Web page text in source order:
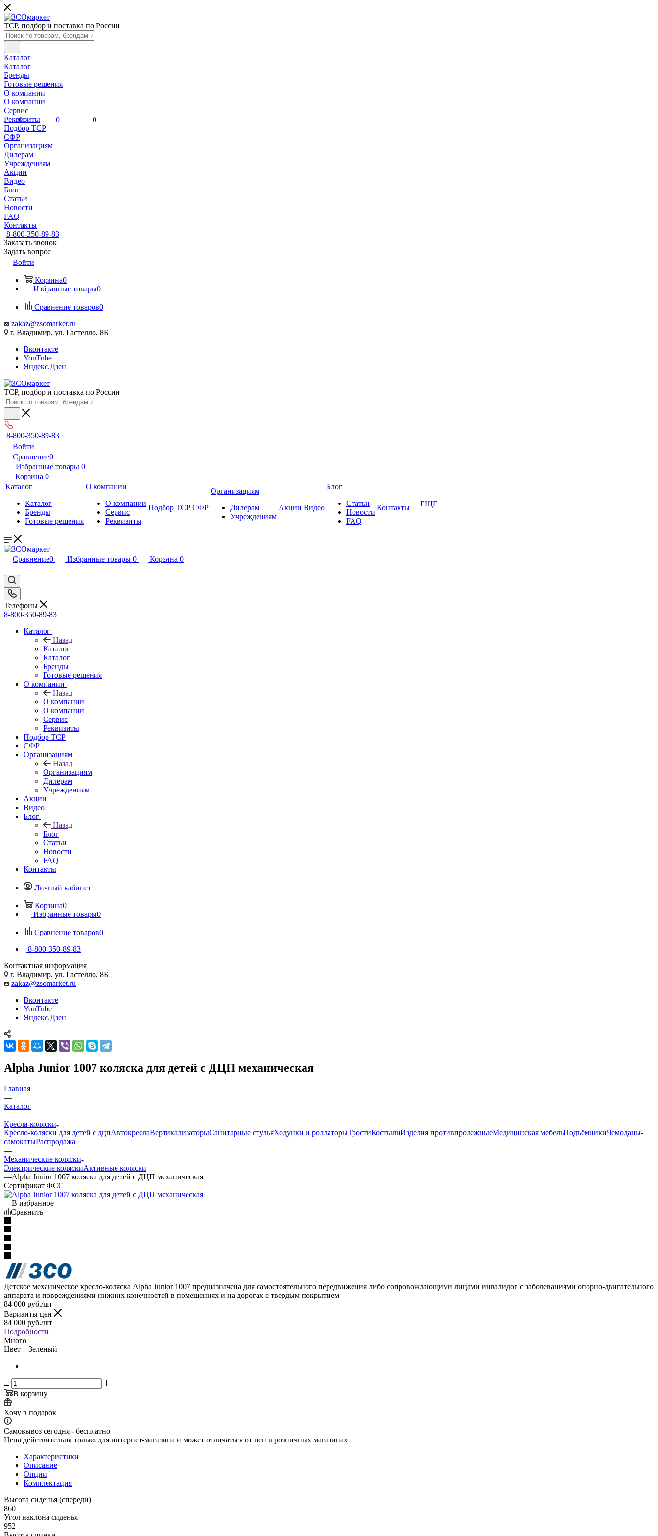
ТСР, подбор и поставка по России
Каталог
Каталог
Бренды
Готовые решения
О компании
О компании
Сервис
Реквизиты
Подбор ТСР
СФР
Организациям
Дилерам
Учреждениям
Акции
Видео
Блог
Статьи
Новости
FAQ
Контакты
8-800-350-89-83
Заказать звонок
Задать вопрос
Войти
Корзина0
Избранные товары0
Сравнение товаров0
zakaz@zsomarket.ru
г. Владимир, ул. Гастелло, 8Б
Вконтакте
YouTube
Яндекс.Дзен
ТСР, подбор и поставка по России
8-800-350-89-83
Войти
Сравнение0
Избранные товары 0
Корзина 0
Каталог
Каталог
Бренды
Готовые решения
О компании
О компании
Сервис
Реквизиты
Подбор ТСР СФР
Организациям
Дилерам
Учреждениям
Акции Видео
Блог
Статьи
Новости
FAQ
Контакты + ЕЩЕ
Каталог
Бренды
Готовые решения
Сервис
0 0 0
Сравнение0 Избранные товары 0 Корзина 0
Телефоны
8-800-350-89-83
Каталог
Назад
Каталог
Каталог
Бренды
Готовые решения
О компании
Назад
О компании
О компании
Сервис
Реквизиты
Подбор ТСР
СФР
Организациям
Назад
Организациям
Дилерам
Учреждениям
Акции
Видео
Блог
Назад
Блог
Статьи
Новости
FAQ
Контакты
Личный кабинет
Корзина0
Избранные товары0
Сравнение товаров0
8-800-350-89-83
Контактная информация
г. Владимир, ул. Гастелло, 8Б
zakaz@zsomarket.ru
Вконтакте
YouTube
Яндекс.Дзен
Alpha Junior 1007 коляска для детей с ДЦП механическая
Главная
—
Каталог
—
Кресла-коляски
Кресло-коляски для детей с дцпАвтокреслаВертикализаторыСанитарные стульяХодунки и роллаторыТростиКостылиИзделия противпролежныеМедицинская мебельПодъёмникиЧемоданы-
самокатыРаспродажа
—
Механические коляски
Электрические коляскиАктивные коляски
—Alpha Junior 1007 коляска для детей с ДЦП механическая
Сертификат ФСС
В избранное
Сравнить
Детское механическое кресло-коляска Alpha Junior 1007 предназначена для самостоятельного передвижения либо сопровождающими лицами инвалидов с заболеваниями опорно-двигательного
аппарата и повреждениями нижних конечностей в помещениях и на дорогах с твердым покрытием
84 000 руб./шт
Варианты цен
84 000 руб./шт
Подробности
Много
Цвет—Зеленый
В корзину
Хочу в подарок
Самовывоз сегодня - бесплатно
Цена действительна только для интернет-магазина и может отличаться от цен в розничных магазинах
Характеристики
Описание
Опции
Комплектация
Высота сиденья (спереди)
860
Угол наклона сиденья
952